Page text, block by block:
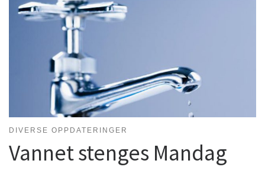
DIVERSE OPPDATERINGER
Vannet stenges Mandag